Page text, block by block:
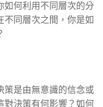
如何利用不同層次的分
同層次之間，你是如
策是由無意識的信念或
對決策有何影響？如何